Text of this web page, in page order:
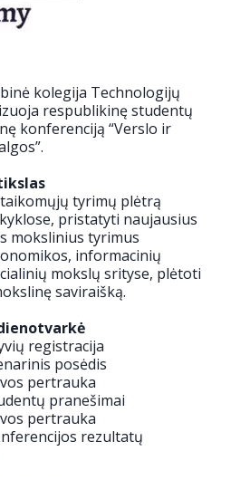
kolegija Technologijų
respublikinę studentų
konferenciją “Verslo ir
tyrimų plėtrą
pristatyti naujausius
mokslinius tyrimus
informacinių
mokslų srityse, plėtoti
saviraišką.
registracija
posėdis
pertrauka
pranešimai
pertrauka
rezultatų